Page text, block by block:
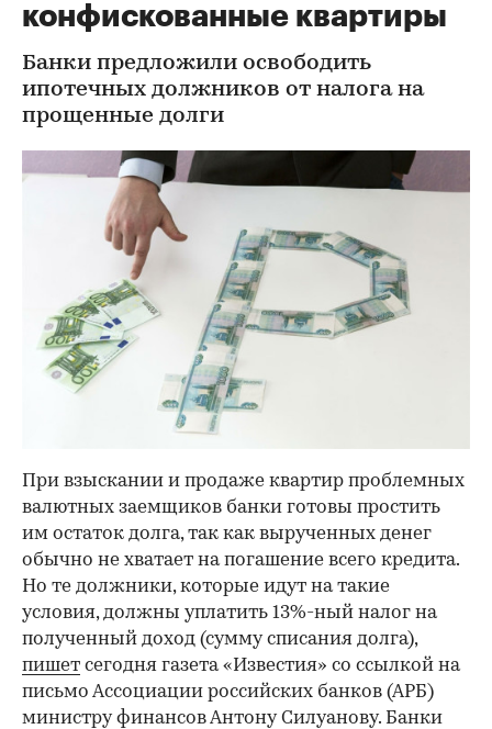
конфискованные квартиры
Банки предложили освободить
ипотечных должников от налога на
прощенные долги
При взыскании и продаже квартир проблемных
валютных заемщиков банки готовы простить
им остаток долга, так как вырученных денег
обычно не хватает на погашение всего кредита.
Но те должники, которые идут на такие
условия, должны уплатить 13%-ный налог на
полученный доход (сумму списания долга),
пишет сегодня газета «Известия» со ссылкой на
письмо Ассоциации российских банков (АРБ)
министру финансов Антону Силуанову. Банки